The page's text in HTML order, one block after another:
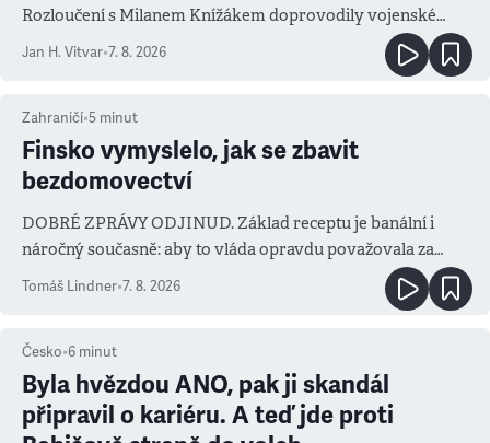
Rozloučení s Milanem Knížákem doprovodily vojenské
salvy i kritika pokrokářů
Jan H. Vitvar•7. 8. 2026
Zahraničí•5 minut
Finsko vymyslelo, jak se zbavit
bezdomovectví
DOBRÉ ZPRÁVY ODJINUD. Základ receptu je banální i
náročný současně: aby to vláda opravdu považovala za
prioritu
Tomáš Lindner•7. 8. 2026
Česko•6 minut
Byla hvězdou ANO, pak ji skandál
připravil o kariéru. A teď jde proti